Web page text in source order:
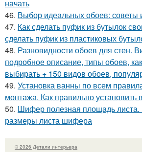
начать
46. Выбор идеальных обоев: советы
47. Как сделать пуфик из бутылок
сделать пуфик из пластиковых
48. Разновидности обоев для стен.
подробное описание, типы обоев,
выбирать + 150 видов обоев,
49. Установка ванны по всем
монтажа. Как правильно установить
50. Шифер полезная площадь
размеры листа шифера
© 2026 Детали интерьера